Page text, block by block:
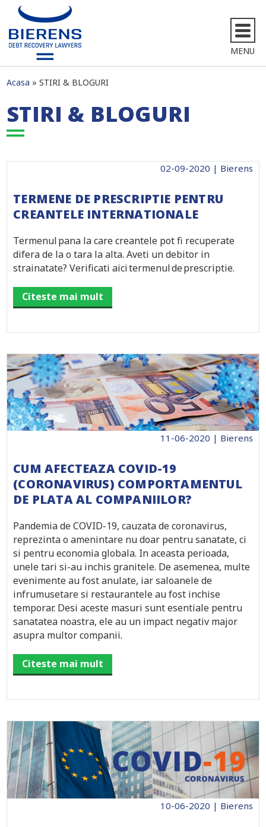
MENU
Acasa STIRI & BLOGURI
STIRI & BLOGURI
02-09-2020 | Bierens
TERMENE DE PRESCRIPTIE PENTRU
CREANTELE INTERNATIONALE
Termenul pana la care creantele pot fi recuperate
difera de la o tara la alta. Aveti un debitor in
strainatate? Verificati aici termenul de prescriptie.
Citeste mai mult
11-06-2020 | Bierens
CUM AFECTEAZA COVID-19
(CORONAVIRUS) COMPORTAMENTUL
DE PLATA AL COMPANIILOR?
Pandemia de COVID-19, cauzata de coronavirus,
reprezinta o amenintare nu doar pentru sanatate, ci
si pentru economia globala. In aceasta perioada,
unele tari si-au inchis granitele. De asemenea, multe
evenimente au fost anulate, iar saloanele de
infrumusetare si restaurantele au fost inchise
temporar. Desi aceste masuri sunt esentiale pentru
sanatatea noastra, ele au un impact negativ major
asupra multor companii.
Citeste mai mult
10-06-2020 | Bierens